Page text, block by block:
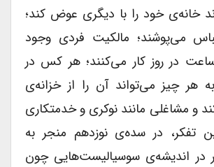
خانه‌ی خود را با دیگری عوض کند؛
می‌پوشند؛ مالکیت فردی وجود
همه ۶ ساعت در روز کار می‌کنند؛ هر کس در
هر چیز می‌تواند آن را از خزانه‌ی
و مشاغلی مانند نوکری و خدمتکاری
تفکر، در سده‌ی نوزدهم منجر به
در اندیشه‌ی سوسیالیست‌هایی چون